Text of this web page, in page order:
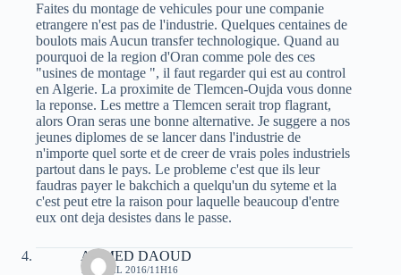
Faites du montage de vehicules pour une companie
etrangere n'est pas de l'industrie. Quelques centaines de
boulots mais Aucun transfer technologique. Quand au
pourquoi de la region d'Oran comme pole des ces
"usines de montage ", il faut regarder qui est au control
en Algerie. La proximite de Tlemcen-Oujda vous donne
la reponse. Les mettre a Tlemcen serait trop flagrant,
alors Oran seras une bonne alternative. Je suggere a nos
jeunes diplomes de se lancer dans l'industrie de
n'importe quel sorte et de creer de vrais poles industriels
partout dans le pays. Le probleme c'est que ils leur
faudras payer le bakchich a quelqu'un du syteme et la
c'est peut etre la raison pour laquelle beaucoup d'entre
eux ont deja desistes dans le passe.
AHMED DAOUD
12 AVRIL 2016/11H16